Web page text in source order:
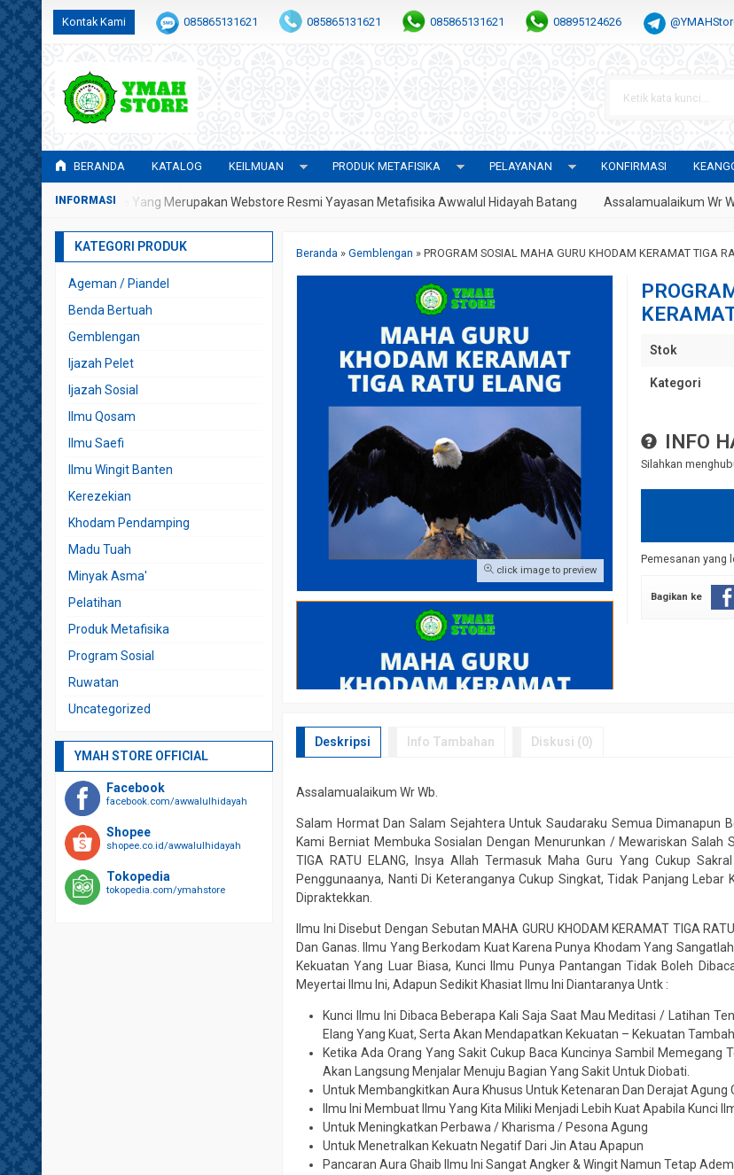
Kontak Kami 085865131621 085865131621 085865131621 08895124626
BERANDA KATALOG KEILMUAN PRODUK METAFISIKA PELAYANAN KONFIRMASI
YMAH Store Yang Merupakan Webstore Resmi Yayasan Metafisika Awwalul Hidayah Batang Assalamualaikum Wr Wb.
Beranda »Gemblengan »PROGRAM SOSIAL MAHA GURU KHODAM KERAMAT TIGA
click image to preview
Stok
Kategori
INFO
Silahkan
Pemesanan yang
Bagikan ke
Deskripsi Info Tambahan Diskusi (0)
Assalamualaikum Wr Wb.
Salam Hormat Dan Salam Sejahtera Untuk Saudaraku Semua Dimanapun
Kami Berniat Membuka Sosialan Dengan Menurunkan / Mewariskan Salah
TIGA RATU ELANG, Insya Allah Termasuk Maha Guru Yang Cukup
Penggunaanya, Nanti Di Keteranganya Cukup Singkat, Tidak Panjang
Dipraktekkan.
Ilmu Ini Disebut Dengan Sebutan MAHA GURU KHODAM KERAMAT TIGA
Dan Ganas. Ilmu Yang Berkodam Kuat Karena Punya Khodam Yang
Kekuatan Yang Luar Biasa, Kunci Ilmu Punya Pantangan Tidak Boleh
Meyertai Ilmu Ini, Adapun Sedikit Khasiat Ilmu Ini Diantaranya Untk :
Kunci Ilmu Ini Dibaca Beberapa Kali Saja Saat Mau Meditasi / Latihan
Elang Yang Kuat, Serta Akan Mendapatkan Kekuatan – Kekuatan
Ketika Ada Orang Yang Sakit Cukup Baca Kuncinya Sambil Memegang
Akan Langsung Menjalar Menuju Bagian Yang Sakit Untuk Diobati.
Untuk Membangkitkan Aura Khusus Untuk Ketenaran Dan Derajat Agung
Ilmu Ini Membuat Ilmu Yang Kita Miliki Menjadi Lebih Kuat Apabila Kunci
Untuk Meningkatkan Perbawa / Kharisma / Pesona Agung
Untuk Menetralkan Kekuatn Negatif Dari Jin Atau Apapun
Pancaran Aura Ghaib Ilmu Ini Sangat Angker & Wingit Namun Tetap Adem
KATEGORI PRODUK
Ageman / Piandel
Benda Bertuah
Gemblengan
Ijazah Pelet
Ijazah Sosial
Ilmu Qosam
Ilmu Saefi
Ilmu Wingit Banten
Kerezekian
Khodam Pendamping
Madu Tuah
Minyak Asma'
Pelatihan
Produk Metafisika
Program Sosial
Ruwatan
Uncategorized
YMAH STORE OFFICIAL
Facebook
facebook.com/awwalulhidayah
Shopee
shopee.co.id/awwalulhidayah
Tokopedia
tokopedia.com/ymahstore